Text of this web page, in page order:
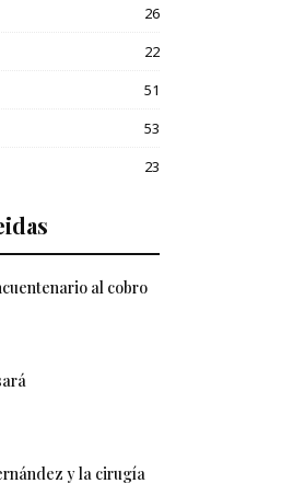
26
22
51
53
23
al cobro
y la cirugía